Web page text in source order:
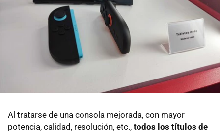
Al tratarse de una consola mejorada, con mayor
potencia, calidad, resolución, etc., todos los títulos de